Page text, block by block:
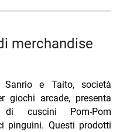
e Taito, società
giochi arcade, presenta
di cuscini Pom-Pom
pinguini. Questi prodotti